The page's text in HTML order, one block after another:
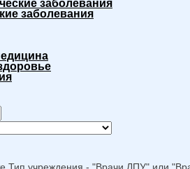
заболевания
заболевания